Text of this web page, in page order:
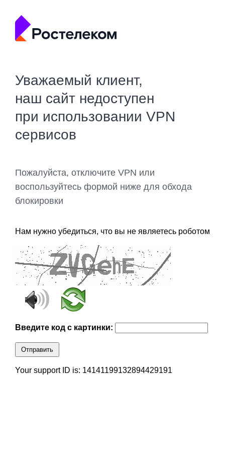
Уважаемый клиент,
наш сайт недоступен
при использовании VPN
сервисов
Пожалуйста, отключите VPN или
воспользуйтесь формой ниже для обхода
блокировки
Нам нужно убедиться, что вы не являетесь роботом
Введите код с картинки:
Отправить
Your support ID is: 14141199132894429191